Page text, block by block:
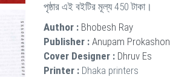
পৃষ্ঠার এই বইটির মূল্য 450 টাকা।
Author : Bhobesh Ray
Publisher : Anupam
Cover Designer : Dhruv Es
Printer : Dhaka printers